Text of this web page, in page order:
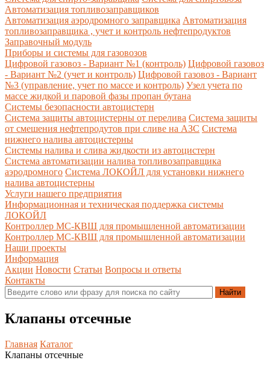
Автоматизация топливозаправщиков
Автоматизация аэродромного заправщика Автоматизация
топливозаправщика , учет и контроль нефтепродуктов
Заправочный модуль
Приборы и системы для газовозов
Цифровой газовоз - Вариант №1 (контроль) Цифровой газовоз
- Вариант №2 (учет и контроль) Цифровой газовоз - Вариант
№3 (управление, учет по массе и контроль) Узел учета по
массе жидкой и паровой фазы пропан бутана
Системы безопасности автоцистерн
Система защиты автоцистерны от перелива Система защиты
от смешения нефтепродутов при сливе на АЗС Система
нижнего налива автоцистерны
Системы налива и слива жидкости из автоцистерн
Система автоматизации налива топливозаправщика
аэродромного Система ЛОКОЙЛ для установки нижнего
налива автоцистерны
Услуги нашего предприятия
Информационная и техническая поддержка системы
ЛОКОЙЛ
Контроллер МС-КВШ для промышленной автоматизации
Контроллер МС-КВШ для промышленной автоматизации
Наши проекты
Информация
Акции Новости Статьи Вопросы и ответы
Контакты
Клапаны отсечные
Главная Каталог
Клапаны отсечные